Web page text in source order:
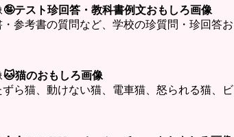
🤪テスト珍回答・教科書例文おもしろ画像
参考書の質問など、学校の珍質問・珍回答お
🐱猫のおもしろ画像
ら猫、動けない猫、電車猫、怒られる猫、